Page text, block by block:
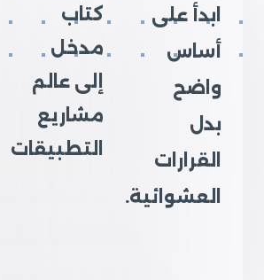
ابدأ على
أساس
واضح
بدل
القرارات
العشوائية.
كتاب
مدخل
إلى عالم
مشاريع
التطبيقات